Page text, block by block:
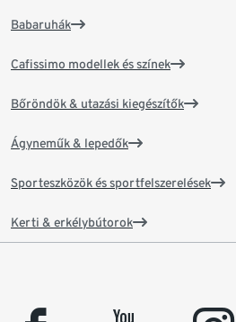
Babaruhák
Cafissimo modellek és színek
Bőröndök & utazási kiegészítők
Ágyneműk & lepedők
Sporteszközök és sportfelszerelések
Kerti & erkélybútorok